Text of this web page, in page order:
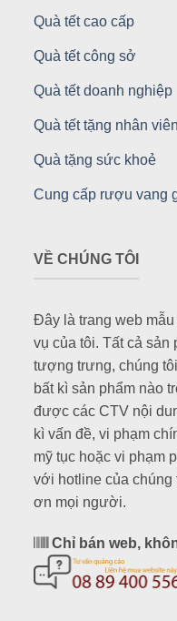
Quà tết cao cấp
Quà tết công sở
Quà tết doanh nghiệp
Quà tết tặng nhân viên
Quà tặng sức khoẻ
Cung cấp rượu vang
VỀ CHÚNG TÔI
Đây là trang web
vụ của tôi. Tất cả sản
tượng trưng, chúng
bất kì sản phẩm nào
được các CTV nội
kì vấn đề, vi phạm
mỹ tục hoặc vi phạm
với hotline của
ơn mọi người.
Chỉ bán web,